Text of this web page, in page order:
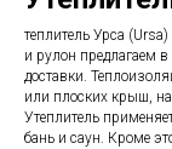
теплитель Урса
и рулон предлагаем
доставки.
или плоских крыш,
Утеплитель
бань и саун. Кроме